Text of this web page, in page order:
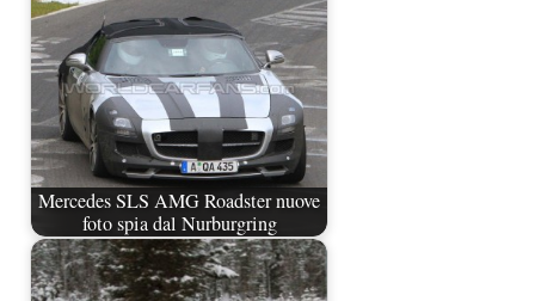
Mercedes SLS AMG Roadster nuove
foto spia dal Nurburgring